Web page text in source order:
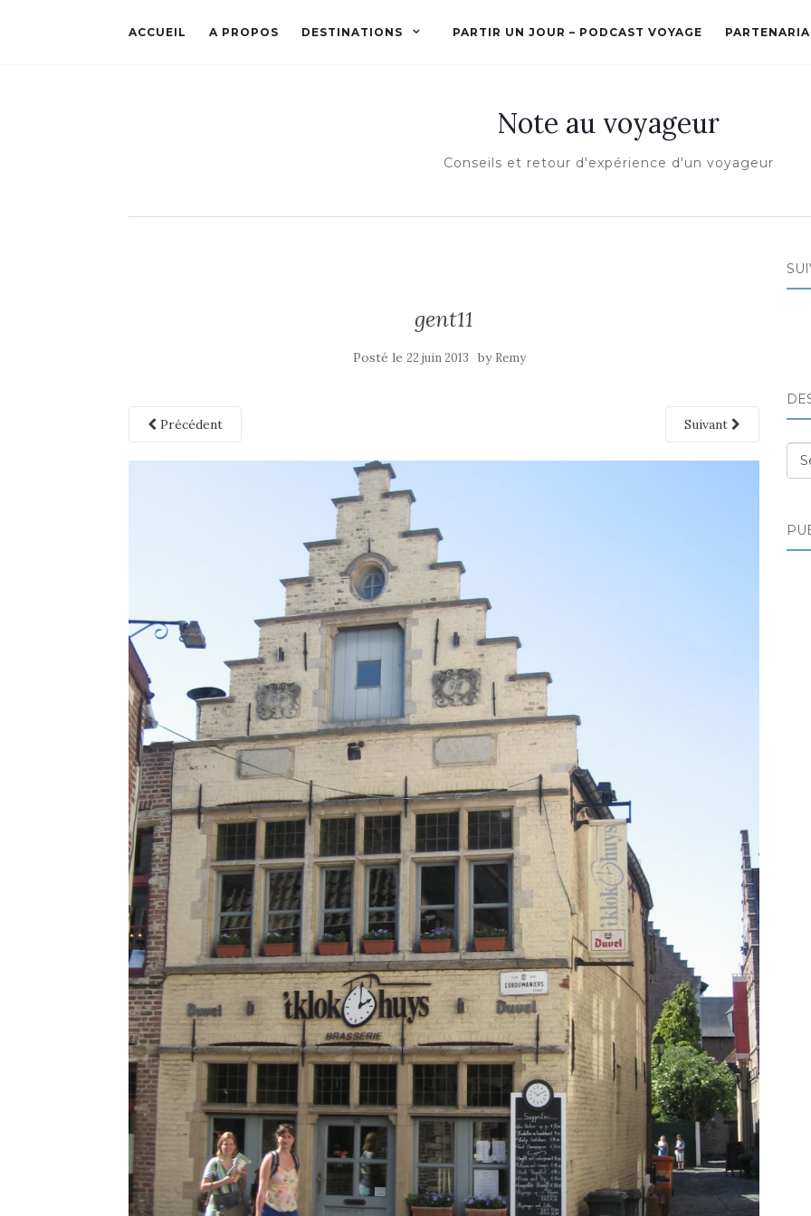
ACCUEIL A PROPOS DESTINATIONS PARTIR UN JOUR – PODCAST VOYAGE
Note au voyageur
Conseils et retour d'expérience d'un voyageur
gent11
Posté le 22 juin 2013 by Remy
Précédent Suivant